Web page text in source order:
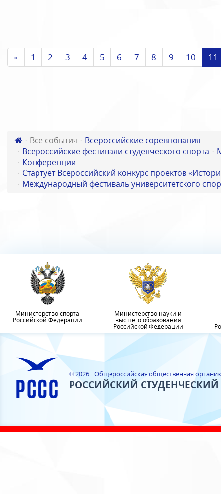
« 1 2 3 4 5 6 7 8 9 10 11
Все события
Всероссийские соревнования
Всероссийские фестивали студенческого спорта
Конференции
Стартует Всероссийский конкурс проектов
Международный фестиваль университетского
Министерство спорта
Российской Федерации
Министерство науки и
высшего образования
Российской Федерации
© 2026 · Общероссийская общественная
РОССИЙСКИЙ